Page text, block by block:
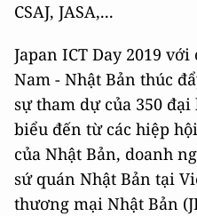
CSAJ, JASA,...
Japan ICT Day 2019
Nam - Nhật Bản thúc
sự tham dự của 350
biểu đến từ các hiệp
của Nhật Bản, doanh
sứ quán Nhật Bản tại
thương mại Nhật Bản